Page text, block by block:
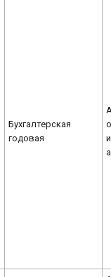
Бухгалтерская
годовая